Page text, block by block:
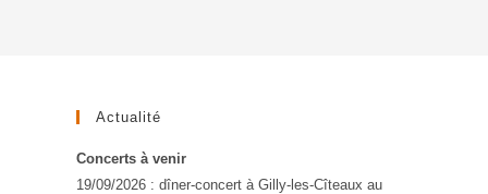
Actualité
Concerts à venir
19/09/2026 : dîner-concert à Gilly-les-Cîteaux au